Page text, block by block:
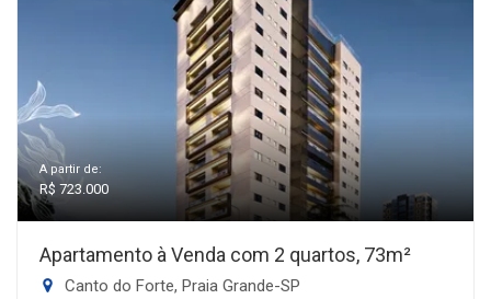
A partir de:
R$ 723.000
Apartamento à Venda com 2 quartos, 73m²
Canto do Forte, Praia Grande-SP